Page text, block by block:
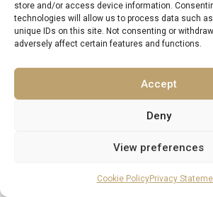
store and/or access device information.
technologies will allow us to process data such
unique IDs on this site. Not consenting or
adversely affect certain features and functions.
Accept
Deny
View preferences
Cookie PolicyPrivacy
Benessere alle Tue Condizioni: